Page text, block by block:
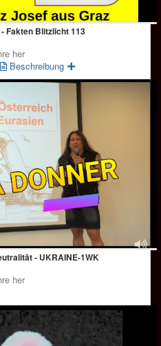
Österreichs "Young Global Leaders" - Fakten Blitzlicht 113
her
Beschreibung
- UKRAINE-1WK
her